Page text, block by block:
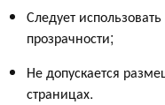
Следует
прозрачности;
Не допускается
страницах.